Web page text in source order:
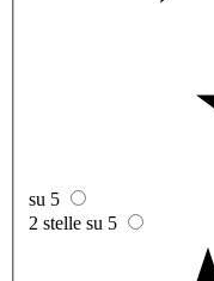
su 5
2 stelle su 5